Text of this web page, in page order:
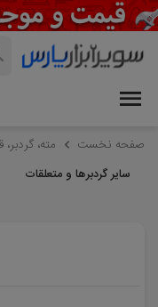
صفحه نخست مته،
سایر گردبرها و متعلقات